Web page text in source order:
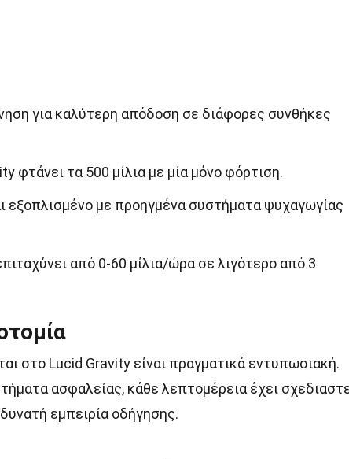
για καλύτερη απόδοση σε διάφορες συνθήκες
φτάνει τα 500 μίλια με μία μόνο φόρτιση.
εξοπλισμένο με προηγμένα συστήματα ψυχαγωγίας
από 0-60 μίλια/ώρα σε λιγότερο από 3
στο Lucid Gravity είναι πραγματικά εντυπωσιακή.
ασφαλείας, κάθε λεπτομέρεια έχει
εμπειρία οδήγησης.